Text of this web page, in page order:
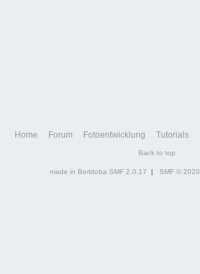
Home Forum Fotoentwicklung Tutorials
Back to top
made in Berldoba SMF 2.0.17 | SMF © 2020